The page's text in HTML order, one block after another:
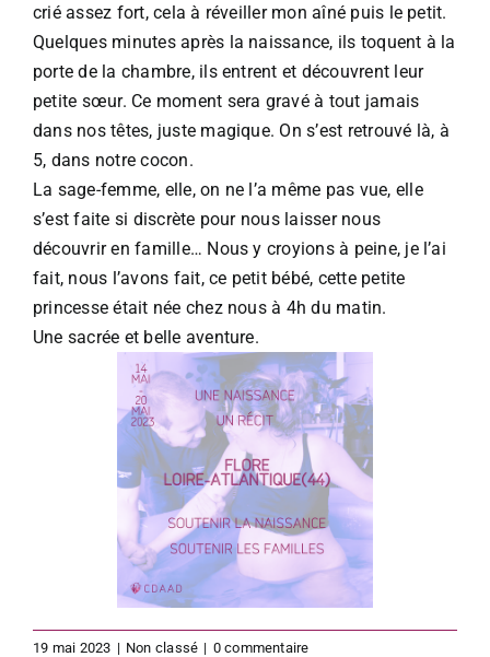
crié assez fort, cela à réveiller mon aîné puis le petit.
Quelques minutes après la naissance, ils toquent à la
porte de la chambre, ils entrent et découvrent leur
petite sœur. Ce moment sera gravé à tout jamais
dans nos têtes, juste magique. On s’est retrouvé là, à
5, dans notre cocon.​
La sage-femme, elle, on ne l’a même pas vue, elle
s’est faite si discrète pour nous laisser nous
découvrir en famille… Nous y croyions à peine, je l’ai
fait, nous l’avons fait, ce petit bébé, cette petite
princesse était née chez nous à 4h du matin.​
Une sacrée et belle aventure.
19 mai 2023 | Non classé | 0 commentaire